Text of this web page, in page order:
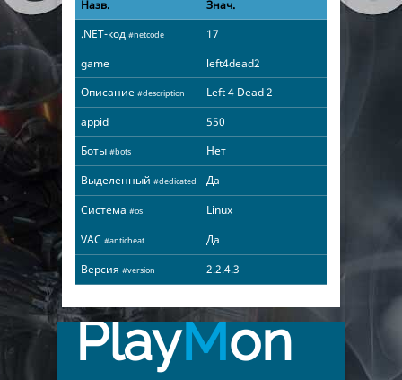
Назв.
Знач.
.NET-код #netcode
17
game
left4dead2
Описание #description
Left 4 Dead 2
appid
550
Боты #bots
Нет
Выделенный #dedicated
Да
Система #os
Linux
VAC #anticheat
Да
Версия #version 2.2.4.3
PlayMon